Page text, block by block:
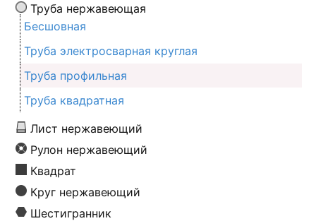
Труба нержавеющая
Бесшовная
Труба электросварная круглая
Труба профильная
Труба квадратная
Лист нержавеющий
Рулон нержавеющий
Квадрат
Круг нержавеющий
Шестигранник